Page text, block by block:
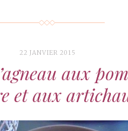
22 JANVIER 2015
aux
et aux